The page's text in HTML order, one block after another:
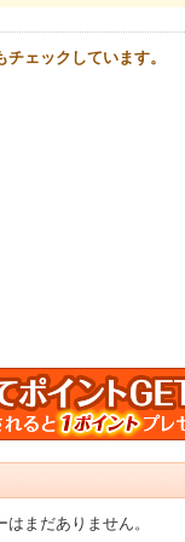
ェックしています。
まだありません。